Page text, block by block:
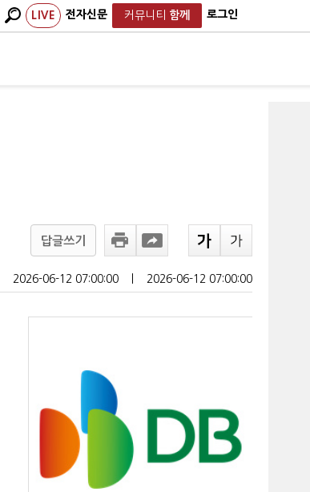
LIVE 전자신문 커뮤니티 함께 로그인
답글쓰기
2026-06-12 07:00:00 2026-06-12 07:00:00